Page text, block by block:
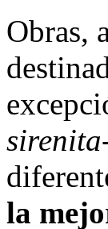
Obras,
sirenita
la